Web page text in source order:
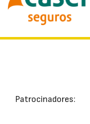
Patrocinadores: